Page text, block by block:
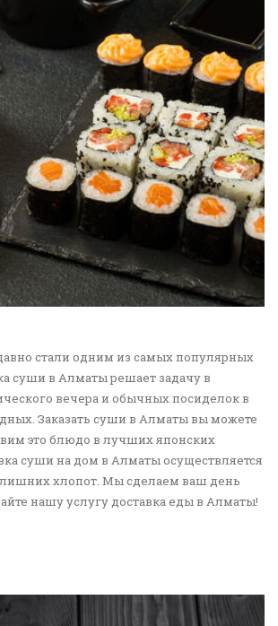
стали одним из самых популярных
суши в Алматы решает задачу в
вечера и обычных посиделок в
Заказать суши в Алматы вы можете
это блюдо в лучших японских
суши на дом в Алматы осуществляется
лишних хлопот. Мы сделаем ваш день
нашу услугу доставка еды в Алматы!